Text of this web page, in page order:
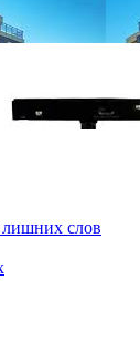
лишних слов